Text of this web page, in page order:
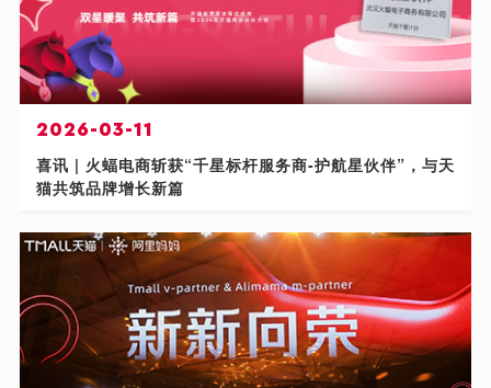
2026-03-11
喜讯 | 火蝠电商斩获“千星标杆服务商-护航星伙伴”，与天
猫共筑品牌增长新篇